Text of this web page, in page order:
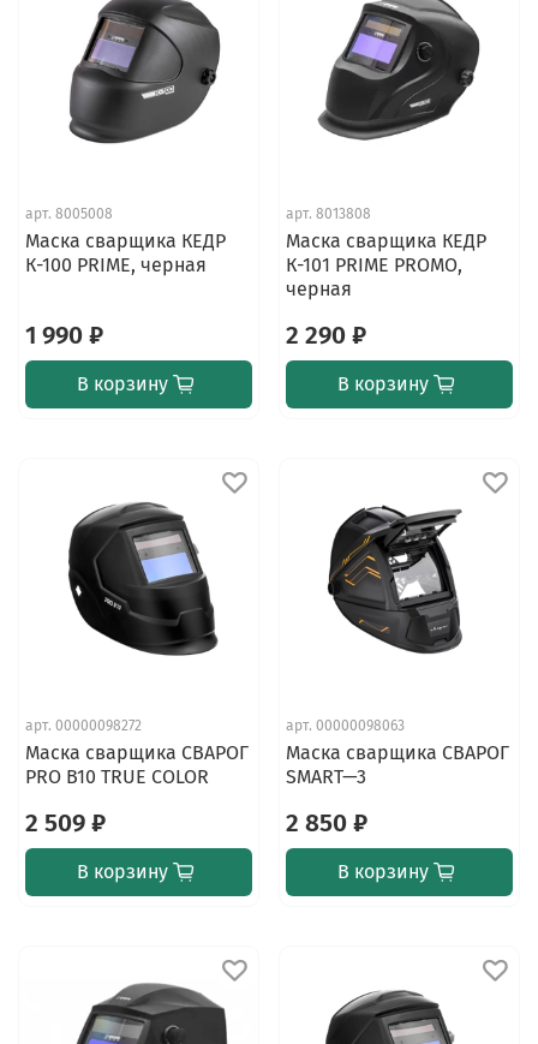
арт. 8005008
Маска сварщика КЕДР
К-100 PRIME, черная
1 990 ₽
В корзину
арт. 8013808
Маска сварщика КЕДР
К-101 PRIME PROMO,
черная
2 290 ₽
В корзину
арт. 00000098272
Маска сварщика СВАРОГ
PRO B10 TRUE COLOR
2 509 ₽
В корзину
арт. 00000098063
Маска сварщика СВАРОГ
SMART—3
2 850 ₽
В корзину